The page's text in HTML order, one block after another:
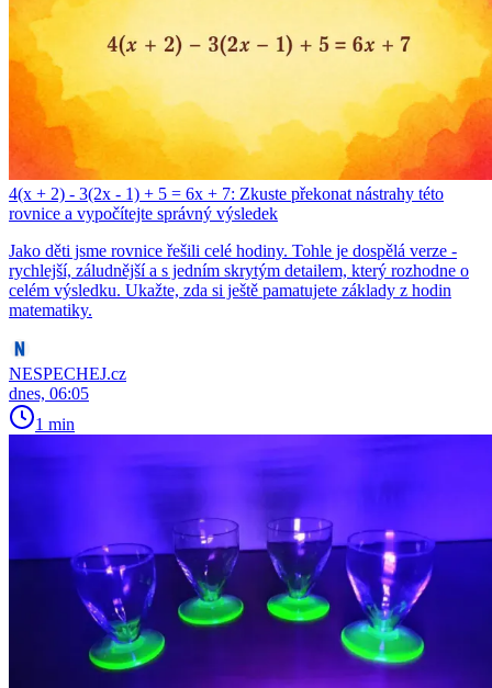
4(x + 2) - 3(2x - 1) + 5 = 6x + 7: Zkuste překonat nástrahy této
rovnice a vypočítejte správný výsledek
Jako děti jsme rovnice řešili celé hodiny. Tohle je dospělá verze -
rychlejší, záludnější a s jedním skrytým detailem, který rozhodne o
celém výsledku. Ukažte, zda si ještě pamatujete základy z hodin
matematiky.
NESPECHEJ.cz
dnes, 06:05
1 min